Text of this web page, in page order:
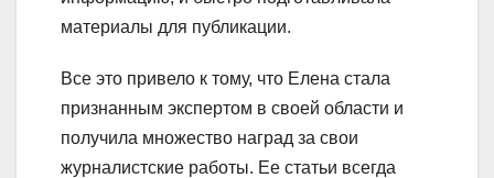
материалы для публикации.
Все это привело к тому, что Елена стала
признанным экспертом в своей области и
получила множество наград за свои
журналистские работы. Ее статьи всегда